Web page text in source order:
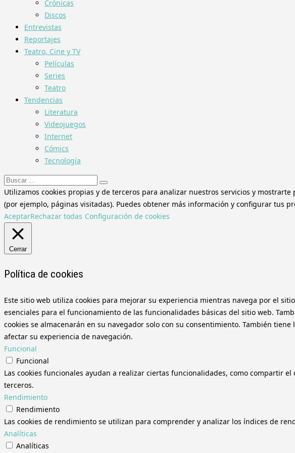
Crónicas
Discos
Entrevistas
Reportajes
Teatro, Cine y TV
Películas
Series
Teatro
Tendencias
Literatura
Videojuegos
Internet
Cómics
Tecnología
Buscar:
Utilizamos cookies propias y de terceros para analizar nuestros servicios y
(por ejemplo, páginas visitadas). Puedes obtener más información y configurar tus
AceptarRechazar todas Configuración de cookies
Cerrar
Política de cookies
Este sitio web utiliza cookies para mejorar su experiencia mientras navega por el
esenciales para el funcionamiento de las funcionalidades básicas del sitio web.
cookies se almacenarán en su navegador solo con su consentimiento. También
afectar su experiencia de navegación.
Funcional
Funcional
Las cookies funcionales ayudan a realizar ciertas funcionalidades, como compartir
terceros.
Rendimiento
Rendimiento
Las cookies de rendimiento se utilizan para comprender y analizar los índices de
Analíticas
Analíticas